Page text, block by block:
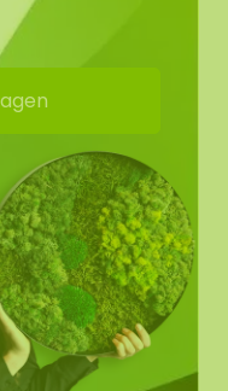
om
het portret te
tekst dient u in te
van het
wij het lettertype
van ons mos?
.
het mos en het
is, kan het